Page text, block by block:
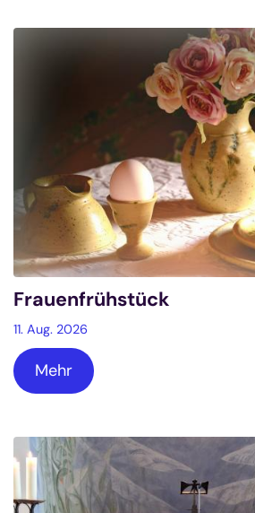
Frauenfrühstück
11. Aug. 2026
Mehr